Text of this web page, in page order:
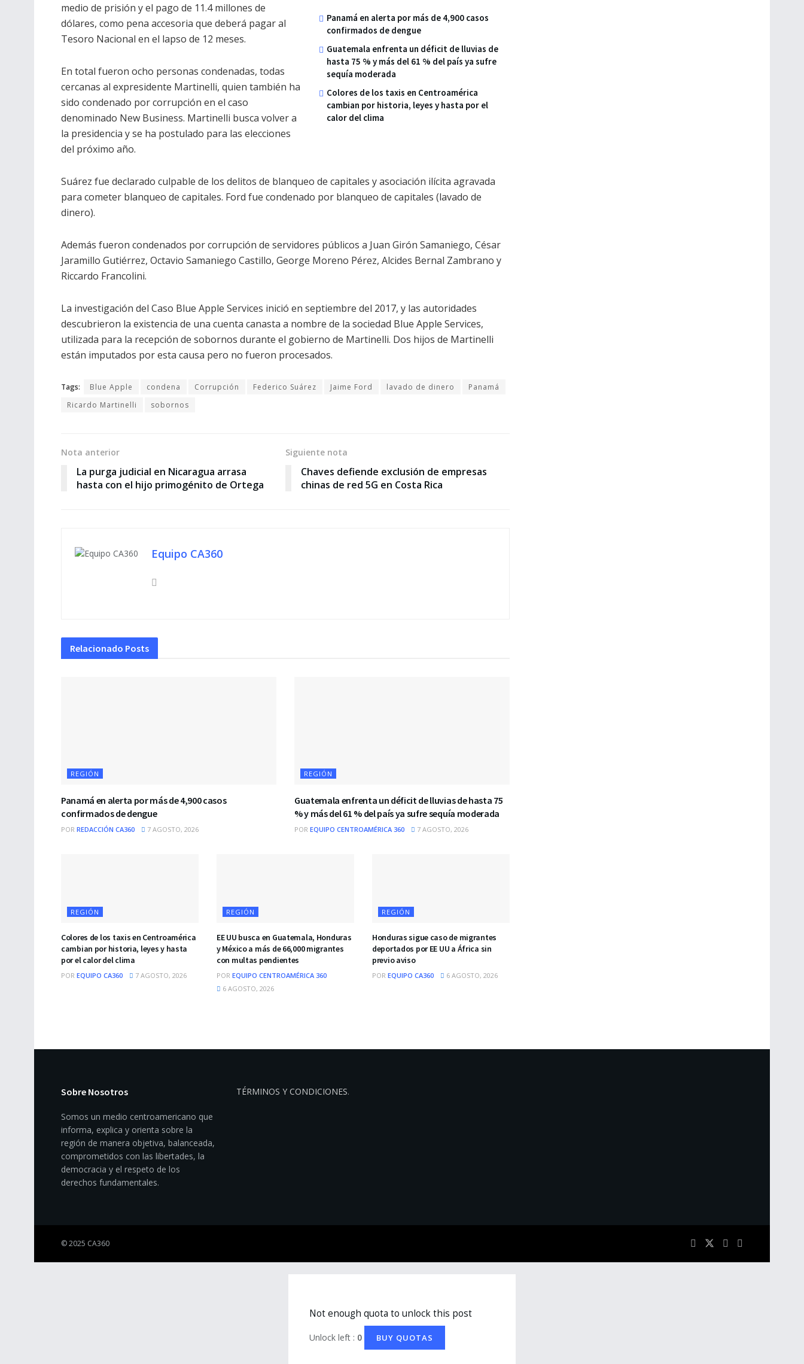
Panamá en alerta por más de 4,900 casos
confirmados de dengue
Guatemala enfrenta un déficit de lluvias de
hasta 75 % y más del 61 % del país ya sufre
sequía moderada
Colores de los taxis en Centroamérica
cambian por historia, leyes y hasta por el
calor del clima
medio de prisión y el pago de 11.4 millones de
dólares, como pena accesoria que deberá pagar al
Tesoro Nacional en el lapso de 12 meses.
En total fueron ocho personas condenadas, todas
cercanas al expresidente Martinelli, quien también ha
sido condenado por corrupción en el caso
denominado New Business. Martinelli busca volver a
la presidencia y se ha postulado para las elecciones
del próximo año.
Suárez fue declarado culpable de los delitos de blanqueo de capitales y asociación ilícita agravada
para cometer blanqueo de capitales. Ford fue condenado por blanqueo de capitales (lavado de
dinero).
Además fueron condenados por corrupción de servidores públicos a Juan Girón Samaniego, César
Jaramillo Gutiérrez, Octavio Samaniego Castillo, George Moreno Pérez, Alcides Bernal Zambrano y
Riccardo Francolini.
La investigación del Caso Blue Apple Services inició en septiembre del 2017, y las autoridades
descubrieron la existencia de una cuenta canasta a nombre de la sociedad Blue Apple Services,
utilizada para la recepción de sobornos durante el gobierno de Martinelli. Dos hijos de Martinelli
están imputados por esta causa pero no fueron procesados.
Tags: Blue Apple condena Corrupción Federico Suárez Jaime Ford lavado de dinero
Panamá
Ricardo Martinelli
sobornos
Nota anterior
La purga judicial en Nicaragua arrasa
hasta con el hijo primogénito de Ortega
Siguiente nota
Chaves defiende exclusión de empresas
chinas de red 5G en Costa Rica
Equipo CA360
Relacionado Posts
REGIÓN
Panamá en alerta por más de 4,900 casos
confirmados de dengue
POR REDACCIÓN CA360 7 AGOSTO, 2026
REGIÓN
Guatemala enfrenta un déficit de lluvias de hasta 75
% y más del 61 % del país ya sufre sequía moderada
POR EQUIPO CENTROAMÉRICA 360 7 AGOSTO, 2026
REGIÓN
Colores de los taxis en Centroamérica
cambian por historia, leyes y hasta
por el calor del clima
POR EQUIPO CA360 7 AGOSTO, 2026
REGIÓN
EE UU busca en Guatemala, Honduras
y México a más de 66,000 migrantes
con multas pendientes
POR EQUIPO CENTROAMÉRICA 360
6 AGOSTO, 2026
REGIÓN
Honduras sigue caso de migrantes
deportados por EE UU a África sin
previo aviso
POR EQUIPO CA360 6 AGOSTO, 2026
Sobre Nosotros
Somos un medio centroamericano que
informa, explica y orienta sobre la
región de manera objetiva, balanceada,
comprometidos con las libertades, la
democracia y el respeto de los
derechos fundamentales.
TÉRMINOS Y CONDICIONES.
© 2025 CA360
Not enough quota to unlock this post
Unlock left : 0 BUY QUOTAS